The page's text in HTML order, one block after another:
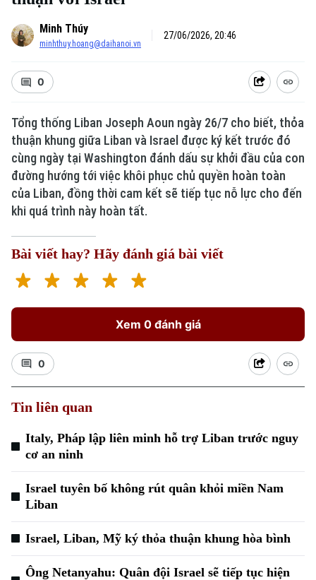
Minh Thúy
minhthuy.hoang@daihanoi.vn
27/06/2026, 20:46
0
Tổng thống Liban Joseph Aoun ngày 26/7 cho biết, thỏa
thuận khung giữa Liban và Israel được ký kết trước đó
cùng ngày tại Washington đánh dấu sự khởi đầu của con
đường hướng tới việc khôi phục chủ quyền hoàn toàn
của Liban, đồng thời cam kết sẽ tiếp tục nỗ lực cho đến
khi quá trình này hoàn tất.
Bài viết hay? Hãy đánh giá bài viết
Xem 0 đánh giá
0
Tin liên quan
Italy, Pháp lập liên minh hỗ trợ Liban trước nguy
cơ an ninh
Israel tuyên bố không rút quân khỏi miền Nam
Liban
Israel, Liban, Mỹ ký thỏa thuận khung hòa bình
Ông Netanyahu: Quân đội Israel sẽ tiếp tục hiện